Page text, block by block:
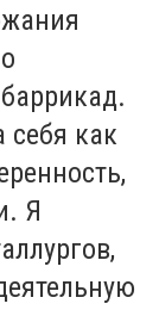
как
Я